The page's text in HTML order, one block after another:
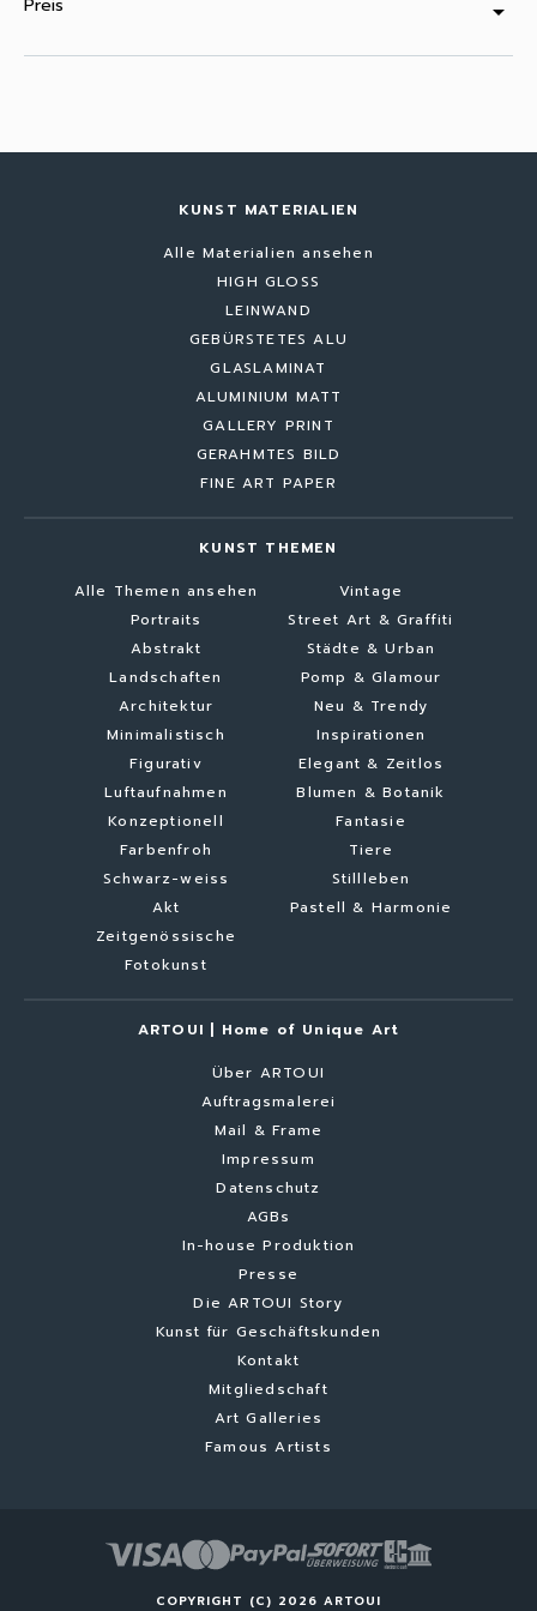
Preis arrow_drop_down
KUNST MATERIALIEN
Alle Materialien ansehen
HIGH GLOSS
LEINWAND
GEBÜRSTETES ALU
GLASLAMINAT
ALUMINIUM MATT
GALLERY PRINT
GERAHMTES BILD
FINE ART PAPER
KUNST THEMEN
Alle Themen ansehen
Portraits
Abstrakt
Landschaften
Architektur
Minimalistisch
Figurativ
Luftaufnahmen
Konzeptionell
Farbenfroh
Schwarz-weiss
Akt
Zeitgenössische
Fotokunst
Vintage
Street Art & Graffiti
Städte & Urban
Pomp & Glamour
Neu & Trendy
Inspirationen
Elegant & Zeitlos
Blumen & Botanik
Fantasie
Tiere
Stillleben
Pastell & Harmonie
ARTOUI | Home of Unique Art
Über ARTOUI
Auftragsmalerei
Mail & Frame
Impressum
Datenschutz
AGBs
In-house Produktion
Presse
Die ARTOUI Story
Kunst für Geschäftskunden
Kontakt
Mitgliedschaft
Art Galleries
Famous Artists
COPYRIGHT (C) 2026 ARTOUI